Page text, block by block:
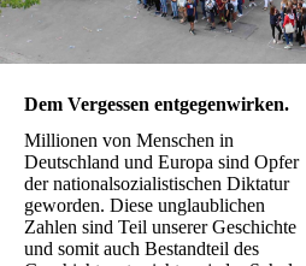
Dem Vergessen entgegenwirken.
Millionen von Menschen in
Deutschland und Europa sind Opfer
der nationalsozialistischen Diktatur
geworden. Diese unglaublichen
Zahlen sind Teil unserer Geschichte
und somit auch Bestandteil des